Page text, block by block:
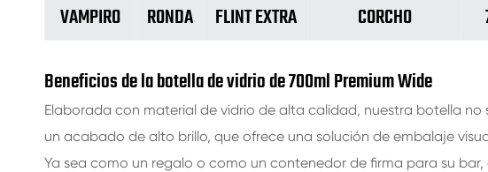
VAMPIRO
RONDA FLINT EXTRA CORCHO
Beneficios de la botella de vidrio de 700ml Premium Wide
Elaborada con material de vidrio de alta calidad, nuestra botella
un acabado de alto brillo, que ofrece una solución de embalaje
Ya sea como un regalo o como un contenedor de firma para su